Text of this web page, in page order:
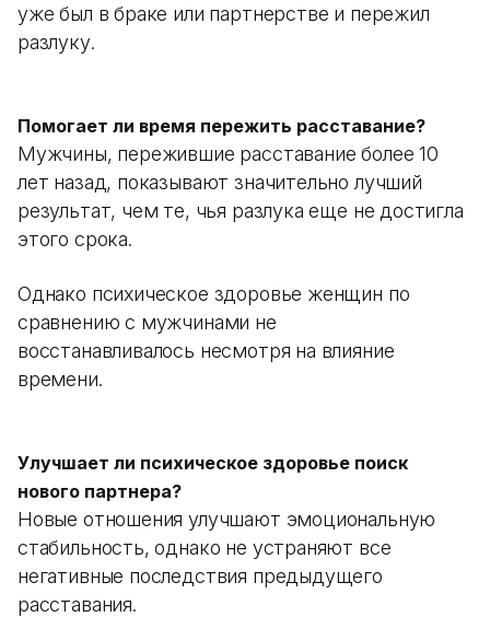
уже был в браке или партнерстве и пережил
разлуку.
Помогает ли время пережить расставание?
Мужчины, пережившие расставание более 10
лет назад, показывают значительно лучший
результат, чем те, чья разлука еще не достигла
этого срока.
Однако психическое здоровье женщин по
сравнению с мужчинами не
восстанавливалось несмотря на влияние
времени.
Улучшает ли психическое здоровье поиск
нового партнера?
Новые отношения улучшают эмоциональную
стабильность, однако не устраняют все
негативные последствия предыдущего
расставания.